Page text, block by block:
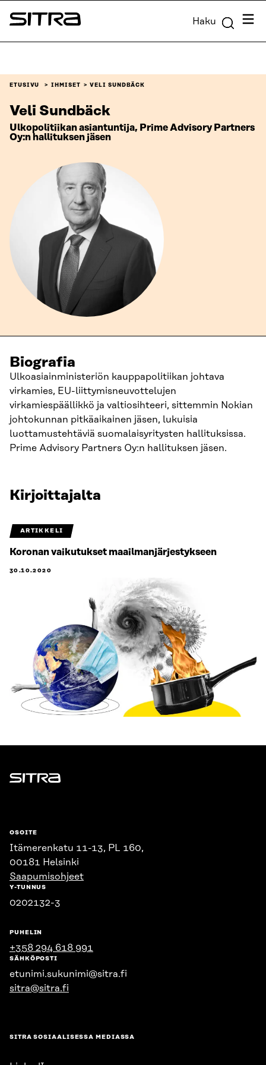
Siirry
suoraan
Sitra Haku
ETUSIVU IHMISET VELI SUNDBÄCK
Veli Sundbäck
Ulkopolitiikan asiantuntija, Prime Advisory Partners
Oy:n hallituksen jäsen
Biografia
Ulkoasiainministeriön kauppapolitiikan johtava
virkamies, EU-liittymisneuvottelujen
virkamiespäällikkö ja valtiosihteeri, sittemmin Nokian
johtokunnan pitkäaikainen jäsen, lukuisia
luottamustehtäviä suomalaisyritysten hallituksissa.
Prime Advisory Partners Oy:n hallituksen jäsen.
Kirjoittajalta
ARTIKKELI
Koronan vaikutukset maailmanjärjestykseen
30.10.2020
Sitra
OSOITE
Itämerenkatu 11-13, PL 160,
00181 Helsinki
Saapumisohjeet
Y-TUNNUS
0202132-3
PUHELIN
+358 294 618 991
SÄHKÖPOSTI
etunimi.sukunimi@sitra.fi
sitra@sitra.fi
SITRA SOSIAALISESSA MEDIASSA